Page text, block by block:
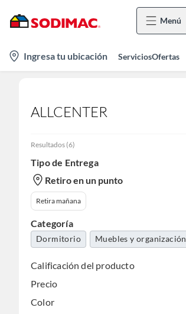
Menú
location-
icon
Ingresa tu ubicación ServiciosOfertas
ALLCENTER
Resultados (6)
Tipo de Entrega
Retiro en un punto
Retira mañana
Categoría
Dormitorio Muebles y organización
Calificación del producto
Precio
Color